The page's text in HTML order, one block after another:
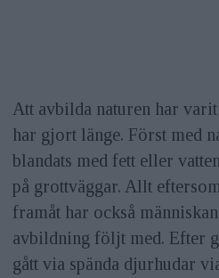
Att avbilda naturen har
har gjort länge. Först med
blandats med fett eller
på grottväggar. Allt
framåt har också
avbildning följt med. Efter
gått via spända djurhudar